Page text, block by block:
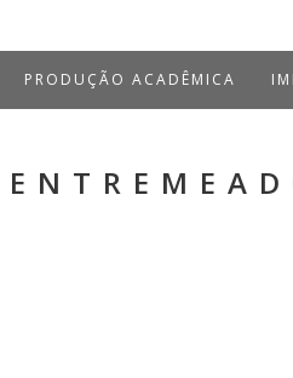
PRODUÇÃO ACADÊMICA